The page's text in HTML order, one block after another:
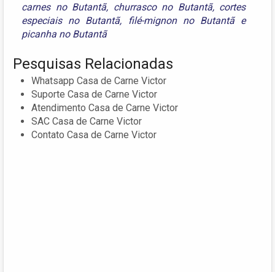
carnes no Butantã, churrasco no Butantã, cortes
especiais no Butantã, filé-mignon no Butantãe
picanha no Butantã
Pesquisas Relacionadas
Whatsapp Casa de Carne Victor
Suporte Casa de Carne Victor
Atendimento Casa de Carne Victor
SAC Casa de Carne Victor
Contato Casa de Carne Victor